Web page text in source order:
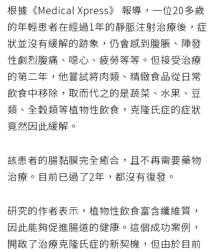
根據《Medical Xpress》 報導，一位20多歲
的年輕患者在經過1年的靜脈注射治療後，症
狀並沒有緩解的跡象，仍會感到腹脹、陣發
性劇烈腹痛、噁心、疲勞等等。但接受治療
的第二年，他嘗試將肉類、精緻食品從日常
飲食中移除，取而代之的是蔬菜、水果、豆
類、全穀類等植物性飲食，克隆氏症的症狀
竟然因此緩解。
該患者的腸黏膜完全癒合，且不再需要藥物
治療。目前已過了2年，都沒有復發。
研究的作者表示，植物性飲食富含纖維質，
因此能夠促進腸道的健康。這個成功案例，
開啟了治療克隆氏症的新契機，但由於目前